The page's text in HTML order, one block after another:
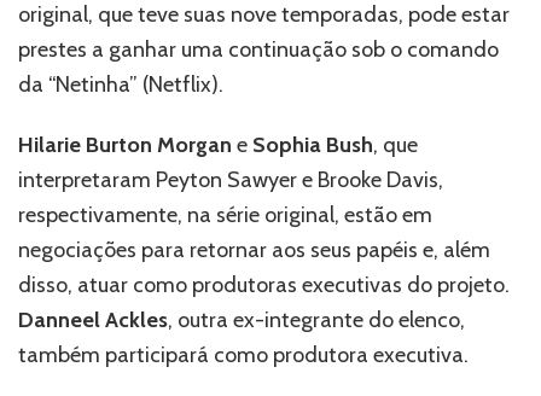
na
Netflix
com
e
Hilarie
Morgan
–
Saiba
original, que teve suas nove temporadas, pode estar
prestes a ganhar uma continuação sob o comando
da “Netinha” (Netflix).
Hilarie Burton Morgan e Sophia Bush, que
interpretaram Peyton Sawyer e Brooke Davis,
respectivamente, na série original, estão em
negociações para retornar aos seus papéis e, além
disso, atuar como produtoras executivas do projeto.
Danneel Ackles, outra ex-integrante do elenco,
também participará como produtora executiva.